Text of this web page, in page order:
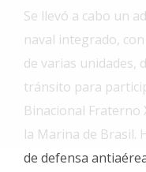
Cartelera
Fotos
Familia
Fúnebres
Se llevó a cabo un
naval integrado,
de varias unidades,
tránsito para
Binacional Fraterno
la Marina de Brasil.
de defensa